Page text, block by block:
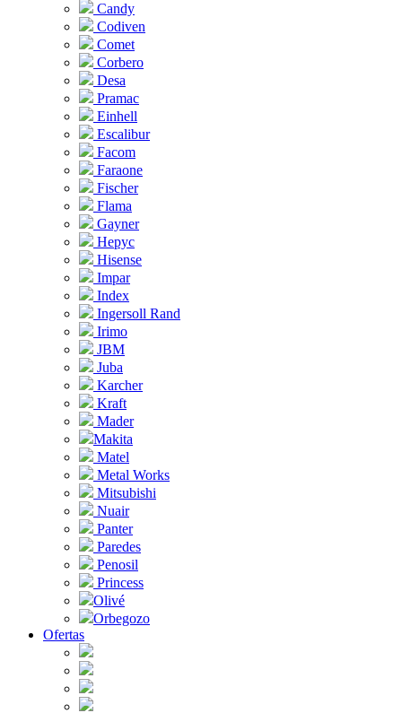
Candy
Codiven
Comet
Corbero
Desa
Pramac
Einhell
Escalibur
Facom
Faraone
Fischer
Flama
Gayner
Hepyc
Hisense
Impar
Index
Ingersoll Rand
Irimo
JBM
Juba
Karcher
Kraft
Mader
Makita
Matel
Metal Works
Mitsubishi
Nuair
Panter
Paredes
Penosil
Princess
Olivé
Orbegozo
Ofertas